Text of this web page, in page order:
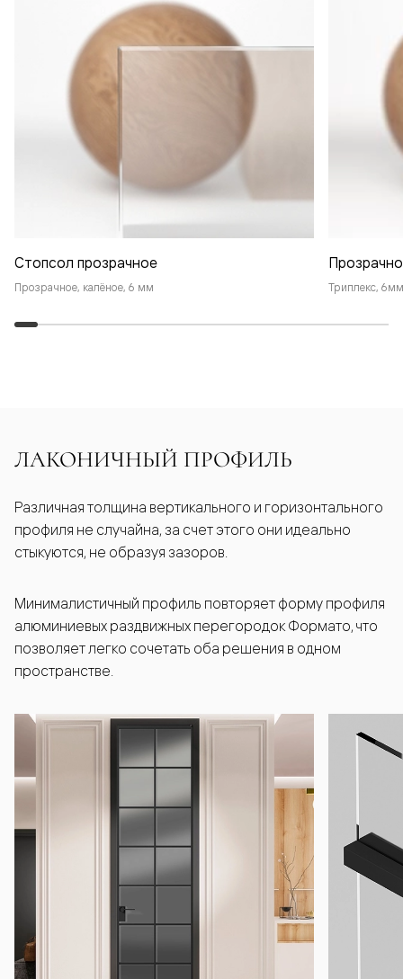
Стопсол прозрачное
Прозрачное, калёное, 6 мм Триплекс, 6мм
ЛАКОНИЧНЫЙ ПРОФИЛЬ
Различная толщина вертикального и горизонтального
профиля не случайна, за счет этого они идеально
стыкуются, не образуя зазоров.
Минималистичный профиль повторяет форму профиля
алюминиевых раздвижных перегородок Формато, что
позволяет легко сочетать оба решения в одном
пространстве.